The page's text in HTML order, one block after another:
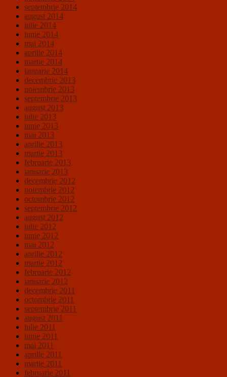
septembrie 2014
august 2014
iulie 2014
iunie 2014
mai 2014
aprilie 2014
martie 2014
ianuarie 2014
decembrie 2013
noiembrie 2013
septembrie 2013
august 2013
iulie 2013
iunie 2013
mai 2013
aprilie 2013
martie 2013
februarie 2013
ianuarie 2013
decembrie 2012
noiembrie 2012
octombrie 2012
septembrie 2012
august 2012
iulie 2012
iunie 2012
mai 2012
aprilie 2012
martie 2012
februarie 2012
ianuarie 2012
decembrie 2011
octombrie 2011
septembrie 2011
august 2011
iulie 2011
iunie 2011
mai 2011
aprilie 2011
martie 2011
februarie 2011